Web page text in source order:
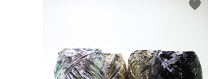
favorite